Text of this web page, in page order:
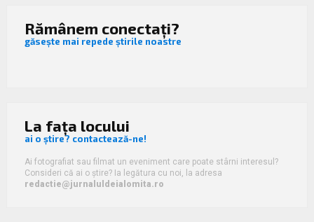
Rămânem conectați?
găsește mai repede știrile noastre
La fața locului
ai o știre? contactează-ne!
Ai fotografiat sau filmat un eveniment care poate stârni interesul?
Consideri că ai o știre? Ia legătura cu noi, la adresa
redactie@jurnaluldeialomita.ro